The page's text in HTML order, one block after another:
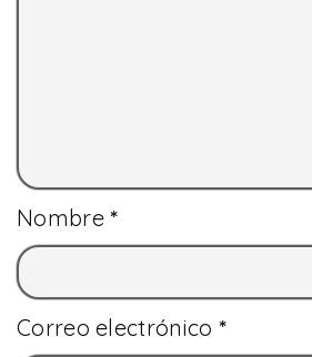
Nombre*
Correo electrónico *